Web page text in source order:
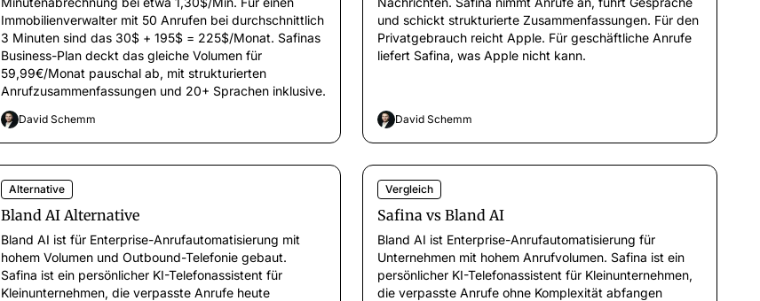
Immobilienverwalter mit 50 Anrufen bei durchschnittlich
3 Minuten sind das 30$ + 195$ = 225$/Monat. Safinas
Business-Plan deckt das gleiche Volumen für
59,99€/Monat pauschal ab, mit strukturierten
Anrufzusammenfassungen und 20+ Sprachen inklusive.
David Schemm
und schickt strukturierte Zusammenfassungen. Für den
Privatgebrauch reicht Apple. Für geschäftliche Anrufe
liefert Safina, was Apple nicht kann.
David Schemm
Alternative
Bland AI Alternative
Bland AI ist für Enterprise-Anrufautomatisierung mit
hohem Volumen und Outbound-Telefonie gebaut.
Safina ist ein persönlicher KI-Telefonassistent für
Kleinunternehmen, die verpasste Anrufe heute
Vergleich
Safina vs Bland AI
Bland AI ist Enterprise-Anrufautomatisierung für
Unternehmen mit hohem Anrufvolumen. Safina ist ein
persönlicher KI-Telefonassistent für Kleinunternehmen,
die verpasste Anrufe ohne Komplexität abfangen